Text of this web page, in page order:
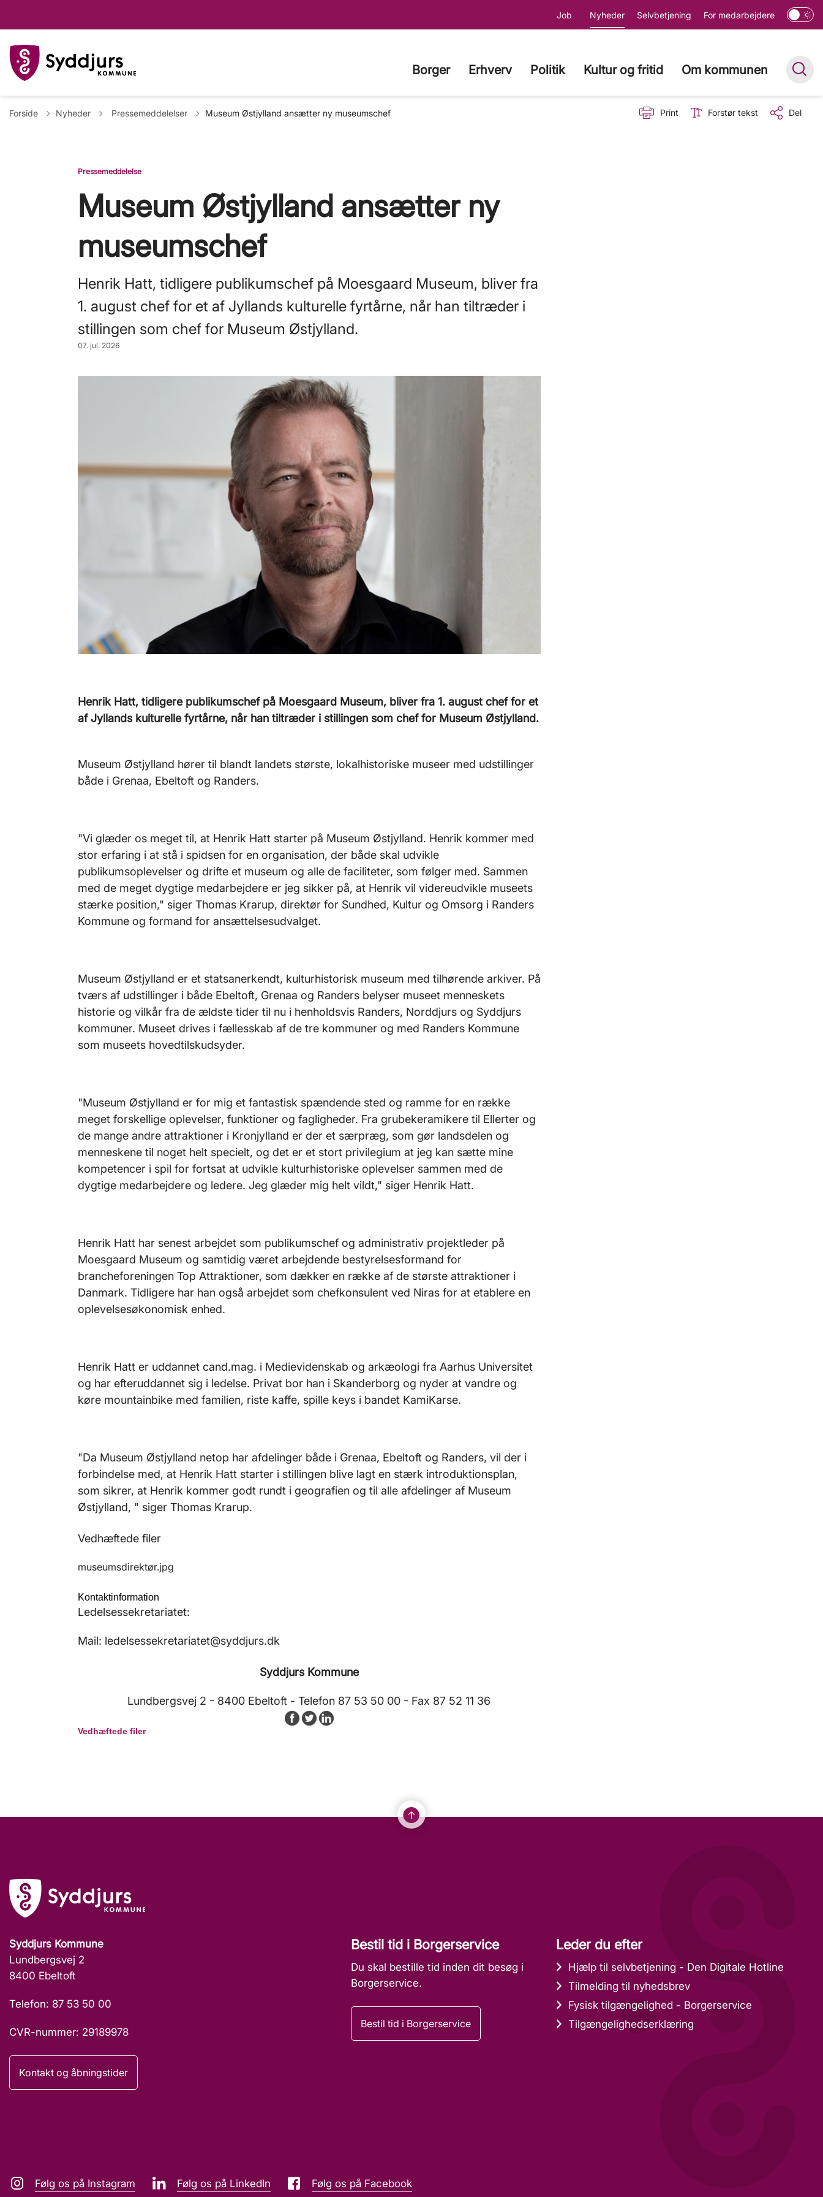
Job Nyheder Selvbetjening For medarbejdere
Borger Erhverv Politik Kultur og fritid Om kommunen
Forside Nyheder Tilbage til
Pressemeddelelser Museum Østjylland ansætter ny museumschef Print Forstør tekst Del
Pressemeddelelse
Museum Østjylland ansætter ny
museumschef
Henrik Hatt, tidligere publikumschef på Moesgaard Museum, bliver fra
1. august chef for et af Jyllands kulturelle fyrtårne, når han tiltræder i
stillingen som chef for Museum Østjylland.
07. jul. 2026
Henrik Hatt, tidligere publikumschef på Moesgaard Museum, bliver fra 1. august chef for et
af Jyllands kulturelle fyrtårne, når han tiltræder i stillingen som chef for Museum Østjylland.
Museum Østjylland hører til blandt landets største, lokalhistoriske museer med udstillinger
både i Grenaa, Ebeltoft og Randers.
"Vi glæder os meget til, at Henrik Hatt starter på Museum Østjylland. Henrik kommer med
stor erfaring i at stå i spidsen for en organisation, der både skal udvikle
publikumsoplevelser og drifte et museum og alle de faciliteter, som følger med. Sammen
med de meget dygtige medarbejdere er jeg sikker på, at Henrik vil videreudvikle museets
stærke position," siger Thomas Krarup, direktør for Sundhed, Kultur og Omsorg i Randers
Kommune og formand for ansættelsesudvalget.
Museum Østjylland er et statsanerkendt, kulturhistorisk museum med tilhørende arkiver. På
tværs af udstillinger i både Ebeltoft, Grenaa og Randers belyser museet menneskets
historie og vilkår fra de ældste tider til nu i henholdsvis Randers, Norddjurs og Syddjurs
kommuner. Museet drives i fællesskab af de tre kommuner og med Randers Kommune
som museets hovedtilskudsyder.
"Museum Østjylland er for mig et fantastisk spændende sted og ramme for en række
meget forskellige oplevelser, funktioner og fagligheder. Fra grubekeramikere til Ellerter og
de mange andre attraktioner i Kronjylland er der et særpræg, som gør landsdelen og
menneskene til noget helt specielt, og det er et stort privilegium at jeg kan sætte mine
kompetencer i spil for fortsat at udvikle kulturhistoriske oplevelser sammen med de
dygtige medarbejdere og ledere. Jeg glæder mig helt vildt," siger Henrik Hatt.
Henrik Hatt har senest arbejdet som publikumschef og administrativ projektleder på
Moesgaard Museum og samtidig været arbejdende bestyrelsesformand for
brancheforeningen Top Attraktioner, som dækker en række af de største attraktioner i
Danmark. Tidligere har han også arbejdet som chefkonsulent ved Niras for at etablere en
oplevelsesøkonomisk enhed.
Henrik Hatt er uddannet cand.mag. i Medievidenskab og arkæologi fra Aarhus Universitet
og har efteruddannet sig i ledelse. Privat bor han i Skanderborg og nyder at vandre og
køre mountainbike med familien, riste kaffe, spille keys i bandet KamiKarse.
"Da Museum Østjylland netop har afdelinger både i Grenaa, Ebeltoft og Randers, vil der i
forbindelse med, at Henrik Hatt starter i stillingen blive lagt en stærk introduktionsplan,
som sikrer, at Henrik kommer godt rundt i geografien og til alle afdelinger af Museum
Østjylland, " siger Thomas Krarup.
Vedhæftede filer
museumsdirektør.jpg
Kontaktinformation
Ledelsessekretariatet:
Mail: ledelsessekretariatet@syddjurs.dk
Syddjurs Kommune
Lundbergsvej 2 - 8400 Ebeltoft - Telefon 87 53 50 00 - Fax 87 52 11 36
Vedhæftede filer
Syddjurs Kommune
Lundbergsvej 2
8400 Ebeltoft
Telefon: 87 53 50 00
CVR-nummer: 29189978
Kontakt og åbningstider
Bestil tid i Borgerservice
Du skal bestille tid inden dit besøg i
Borgerservice.
Bestil tid i Borgerservice
Leder du efter
Hjælp til selvbetjening - Den Digitale Hotline
Tilmelding til nyhedsbrev
Fysisk tilgængelighed - Borgerservice
Tilgængelighedserklæring
Følg os på Instagram Følg os på LinkedIn Følg os på Facebook